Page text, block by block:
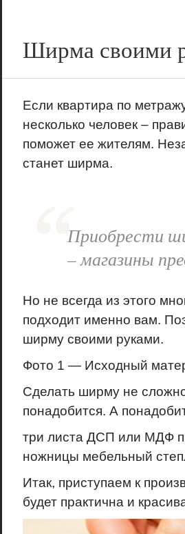
Ширма своими
Если квартира по
несколько человек –
поможет ее жителям.
станет ширма.
Приобрести
– магазины
Но не всегда из этого
подходит именно вам.
ширму своими руками.
Фото 1 — Исходный
Сделать ширму не
понадобится. А
три листа ДСП или МДФ
ножницы мебельный
Итак, приступаем к
будет практична и